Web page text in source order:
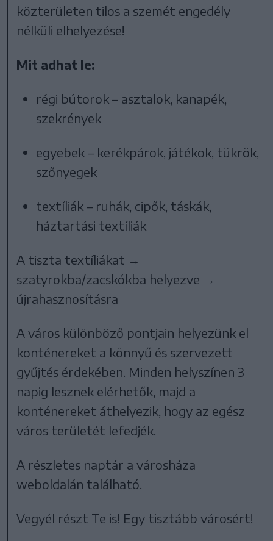
közterületen tilos a szemét engedély
nélküli elhelyezése!
Mit adhat le:
régi bútorok – asztalok, kanapék,
szekrények
egyebek – kerékpárok, játékok, tükrök,
szőnyegek
textíliák – ruhák, cipők, táskák,
háztartási textíliák
A tiszta textíliákat →
szatyrokba/zacskókba helyezve →
újrahasznosításra
A város különböző pontjain helyezünk el
konténereket a könnyű és szervezett
gyűjtés érdekében. Minden helyszínen 3
napig lesznek elérhetők, majd a
konténereket áthelyezik, hogy az egész
város területét lefedjék.
A részletes naptár a városháza
weboldalán található.
Vegyél részt Te is! Egy tisztább városért!